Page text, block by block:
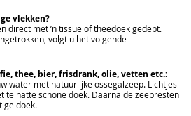
vlekken?
direct met ’n tissue of theedoek gedept.
volgt u het volgende
thee, bier, frisdrank, olie, vetten etc.:
water met natuurlijke ossegalzeep. Lichtjes
te natte schone doek. Daarna de zeepresten
doek.